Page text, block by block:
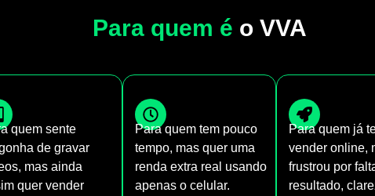
Para quem é o VVA
quem sente
de gravar
mas ainda
quer vender
Para quem tem pouco
tempo, mas quer uma
renda extra real usando
apenas o celular.
Para quem já
vender online,
frustrou por
resultado,